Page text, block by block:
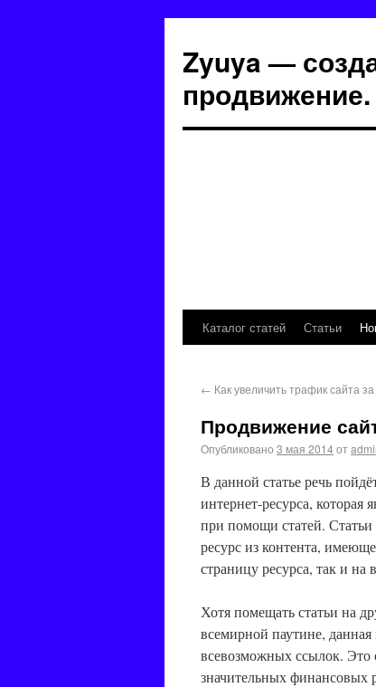
Zyuya —
Каталог статей Статьи
← Как увеличить трафик сайта
Продвижение
Опубликовано 3 мая 2014от
В данной статье речь
интернет-ресурса, которая
при помощи статей.
ресурс из контента,
страницу ресурса, так и на
Хотя помещать статьи на
всемирной паутине, данная
всевозможных ссылок. Это
значительных финансовых